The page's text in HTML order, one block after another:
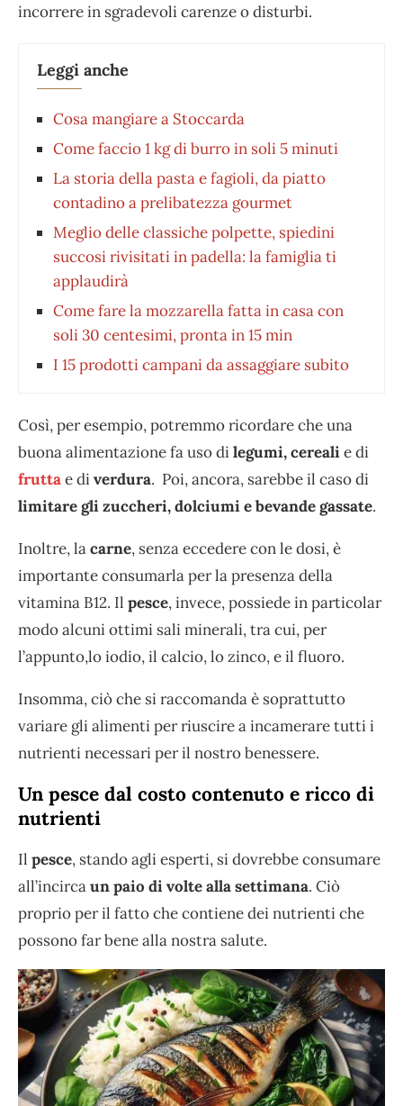
incorrere in sgradevoli carenze o disturbi.
Leggi anche
Cosa mangiare a Stoccarda
Come faccio 1 kg di burro in soli 5 minuti
La storia della pasta e fagioli, da piatto
contadino a prelibatezza gourmet
Meglio delle classiche polpette, spiedini
succosi rivisitati in padella: la famiglia ti
applaudirà
Come fare la mozzarella fatta in casa con
soli 30 centesimi, pronta in 15 min
I 15 prodotti campani da assaggiare subito
Così, per esempio, potremmo ricordare che una
buona alimentazione fa uso dilegumi, cerealie di
fruttae diverdura. Poi, ancora, sarebbe il caso di
limitare gli zuccheri, dolciumi e bevande gassate.
Inoltre, lacarne, senza eccedere con le dosi, è
importante consumarla per la presenza della
vitamina B12. Il pesce, invece, possiede in particolar
modo alcuni ottimi sali minerali, tra cui, per
l’appunto,loiodio, il calcio, lo zinco, e il fluoro.
Insomma, ciò che si raccomanda è soprattutto
variare gli alimenti per riuscire a incamerare tutti i
nutrienti necessari per il nostro benessere.
Un pesce dal costo contenuto e ricco di
nutrienti
Il pesce, stando agli esperti, si dovrebbe consumare
all’incircaun paio di volte alla settimana. Ciò
proprio per il fatto che contiene dei nutrienti che
possono far bene alla nostra salute.